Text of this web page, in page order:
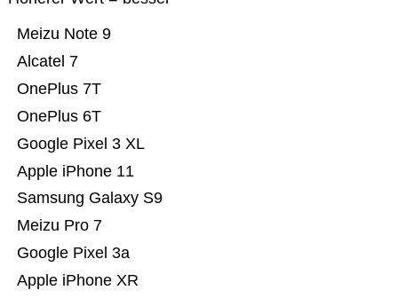
Apple iPhone XR
Google Pixel 3a
Meizu Pro 7
Samsung Galaxy S9
Apple iPhone 11
Google Pixel 3 XL
OnePlus 6T
OnePlus 7T
Alcatel 7
Meizu Note 9